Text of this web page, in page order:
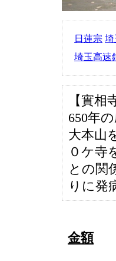
日蓮宗 埼
埼玉高速
【實
650年
大本山
０ケ寺
との関
りに発
金額